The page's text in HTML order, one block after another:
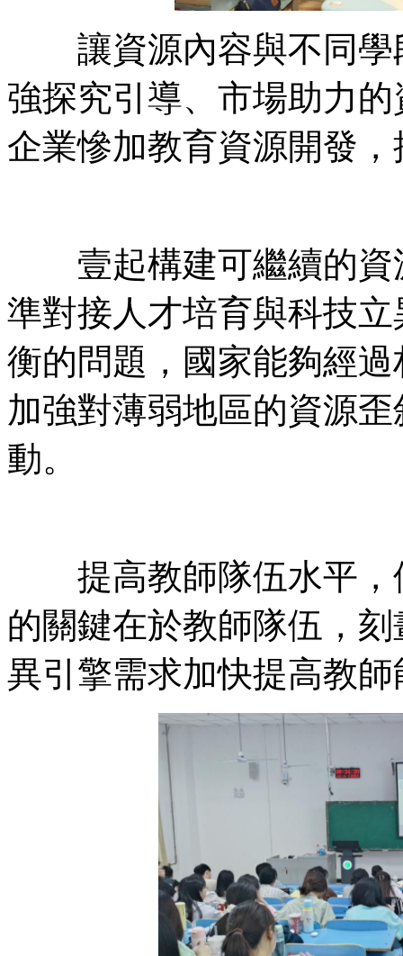
讓資源內容與不同學
強探究引導、市場助力
企業慘加教育資源開發
壹起構建可繼續的資
準對接人才培育與科技
衡的問題，國家能夠經
加強對薄弱地區的資源
動。
提高教師隊伍水平，
的關鍵在於教師隊伍，
異引擎需求加快提高教